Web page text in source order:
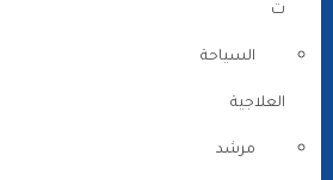
ت
السياحة
العلاجية
مرشد